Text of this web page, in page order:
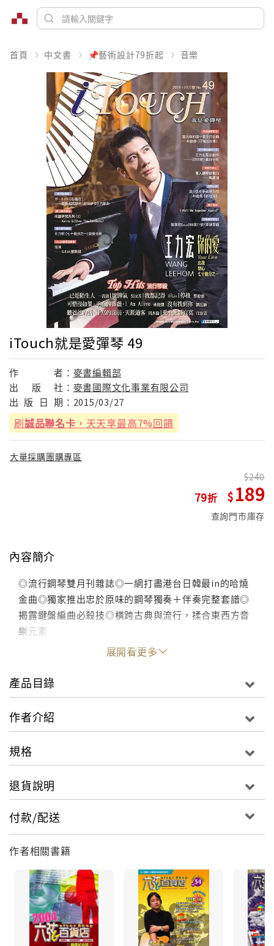
首頁 中文書 📌藝術設計79折起 音樂
iTouch就是愛彈琴 49
作 者： 麥書編輯部
出
版 社： 麥書國際文化事業有限公司
出 版 日 期： 2015/03/27
刷誠品聯名卡 ，天天享最高7%回饋
大量採購團購專區
79
240
189
查詢門市庫存
內容簡介
◎流行鋼琴雙月刊雜誌◎一網打盡港台日韓最in的哈燒
金曲◎獨家推出忠於原味的鋼琴獨奏＋伴奏完整套譜◎
揭露鍵盤編曲必殺技◎橫跨古典與流行，揉合東西方音
樂元素
展開看更多
產品目錄
作者介紹
規格
退貨說明
付款/配送
作者相關書籍